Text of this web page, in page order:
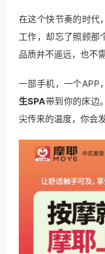
在这个快节奏的时代
工作，却忘了照顾那
品质并不遥远，也不
一部手机，一个APP
生SPA带到你的床边
尖传来的温度，你会